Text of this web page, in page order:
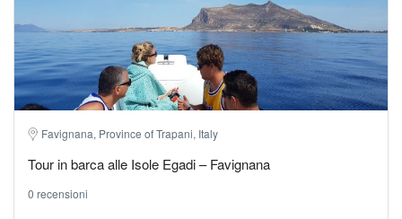
Favignana, Province of Trapani, Italy
Tour in barca alle Isole Egadi – Favignana
0 recensioni